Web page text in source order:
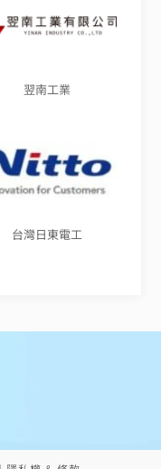
翌南工業
台灣日東電工